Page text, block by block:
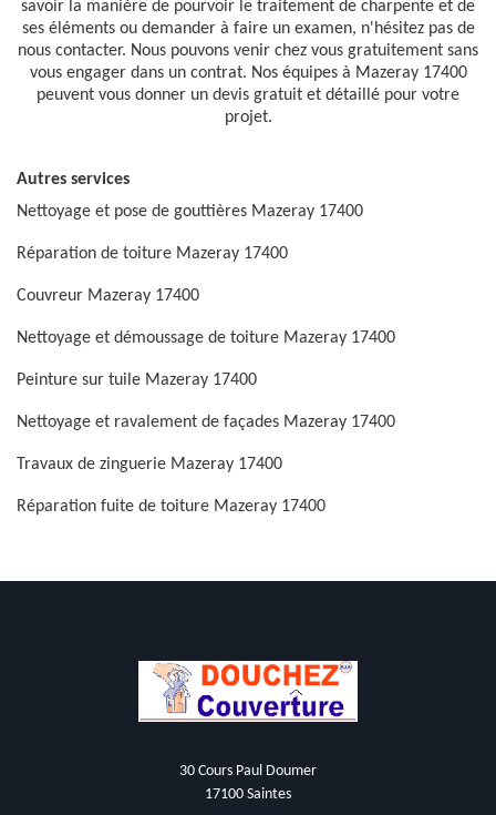
savoir la manière de pourvoir le traitement de charpente et de
ses éléments ou demander à faire un examen, n'hésitez pas de
nous contacter. Nous pouvons venir chez vous gratuitement sans
vous engager dans un contrat. Nos équipes à Mazeray 17400
peuvent vous donner un devis gratuit et détaillé pour votre
projet.
Autres services
Nettoyage et pose de gouttières Mazeray 17400
Réparation de toiture Mazeray 17400
Couvreur Mazeray 17400
Nettoyage et démoussage de toiture Mazeray 17400
Peinture sur tuile Mazeray 17400
Nettoyage et ravalement de façades Mazeray 17400
Travaux de zinguerie Mazeray 17400
Réparation fuite de toiture Mazeray 17400
30 Cours Paul Doumer
17100 Saintes